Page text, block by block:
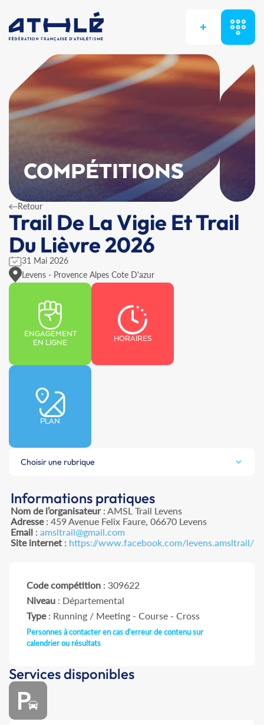
+
COMPÉTITIONS
Retour
Trail De La Vigie Et Trail
Du Lièvre 2026
31 Mai 2026
Levens - Provence Alpes Cote D'azur
ENGAGEMENT
EN LIGNE
HORAIRES
PLAN
Choisir une rubrique
Informations pratiques
Nom de l’organisateur: AMSL Trail Levens
Adresse: 459 Avenue Felix Faure, 06670 Levens
Email: amsltrail@gmail.com
Site internet: https://www.facebook.com/levens.amsltrail/
Code compétition : 309622
Niveau : Départemental
Type: Running / Meeting - Course - Cross
Personnes à contacter en cas d'erreur de contenu sur
calendrier ou résultats
Services disponibles